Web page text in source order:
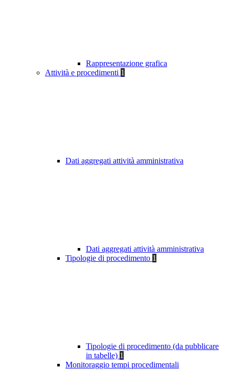
Rappresentazione grafica
Attività e procedimenti 1
Dati aggregati attività amministrativa
Dati aggregati attività amministrativa
Tipologie di procedimento 1
Tipologie di procedimento (da pubblicare
in tabelle) 1
Monitoraggio tempi procedimentali